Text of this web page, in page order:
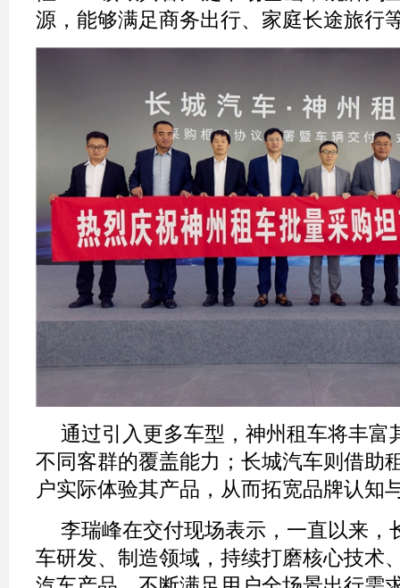
源，能够满足商务出行、家庭长途旅行
通过引入更多车型，神州租车将丰富
不同客群的覆盖能力；长城汽车则借助
户实际体验其产品，从而拓宽品牌认知
李瑞峰在交付现场表示，一直以来，
车研发、制造领域，持续打磨核心技术